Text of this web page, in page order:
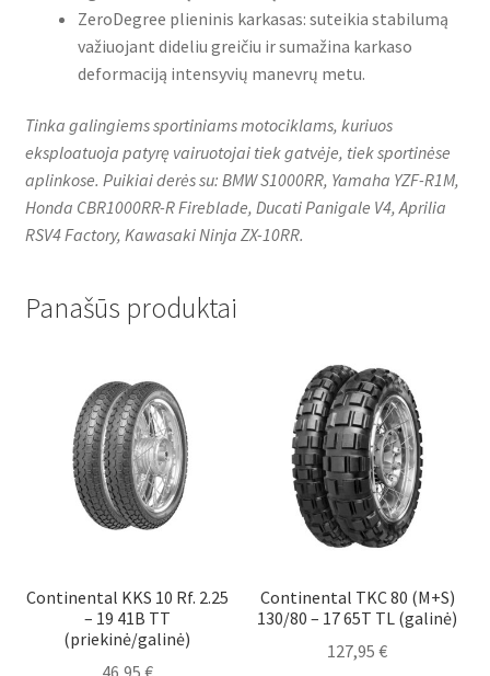
ZeroDegree plieninis karkasas: suteikia stabilumą
važiuojant dideliu greičiu ir sumažina karkaso
deformaciją intensyvių manevrų metu.
Tinka galingiems sportiniams motociklams, kuriuos
eksploatuoja patyrę vairuotojai tiek gatvėje, tiek sportinėse
aplinkose. Puikiai derės su: BMW S1000RR, Yamaha YZF-R1M,
Honda CBR1000RR-R Fireblade, Ducati Panigale V4, Aprilia
RSV4 Factory, Kawasaki Ninja ZX-10RR.
Panašūs produktai
Continental KKS 10 Rf. 2.25
– 19 41B TT
(priekinė/galinė)
Continental TKC 80 (M+S)
130/80 – 17 65T TL (galinė)
127,95€